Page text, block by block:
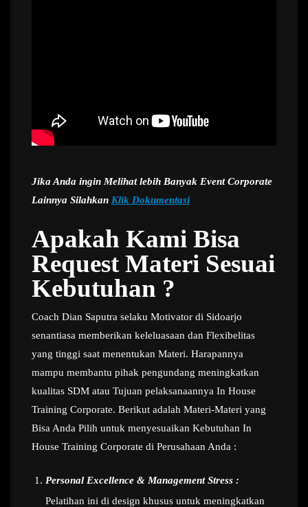
Jika Anda ingin Melihat lebih Banyak Event Corporate
Lainnya Silahkan Klik Dokumentasi
Apakah Kami Bisa
Request Materi Sesuai
Kebutuhan ?
Coach Dian Saputra selaku Motivator di Sidoarjo
senantiasa memberikan keleluasaan dan Flexibelitas
yang tinggi saat menentukan Materi. Harapannya
mampu membantu pihak pengundang meningkatkan
kualitas SDM atau Tujuan pelaksanaannya In House
Training Corporate. Berikut adalah Materi-Materi yang
Bisa Anda Pilih untuk menyesuaikan Kebutuhan In
House Training Corporate di Perusahaan Anda :
Personal Excellence & Management Stress :
Pelatihan ini di design khusus untuk meningkatkan